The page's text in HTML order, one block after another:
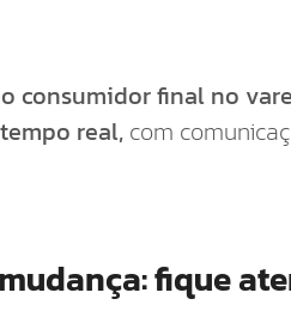
consumidor final no
real, com
fique